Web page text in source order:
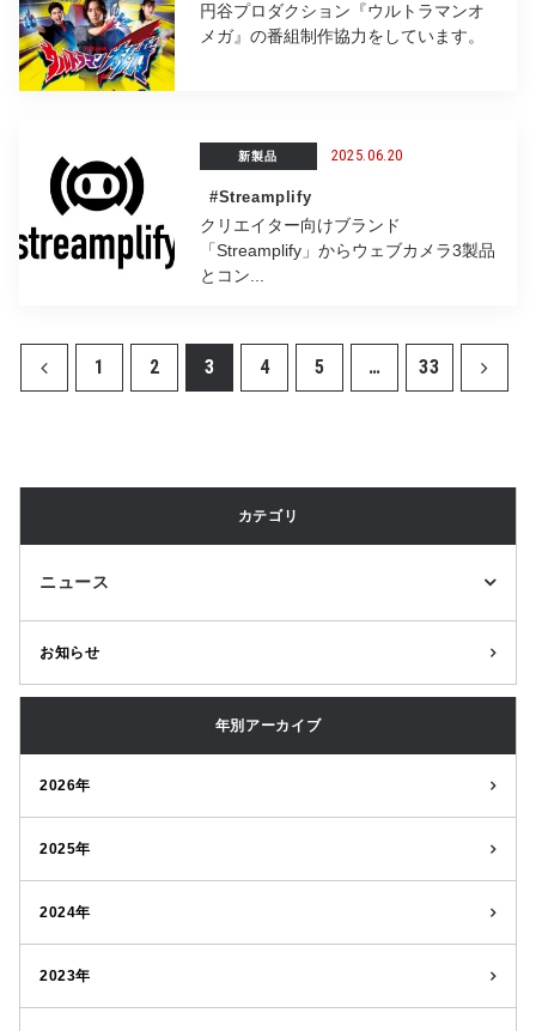
円谷プロダクション『ウルトラマンオ
メガ』の番組制作協力をしています。
新製品 2025.06.20
#Streamplify
クリエイター向けブランド
「Streamplify」からウェブカメラ3製品
とコン...
1 2 3 4 5 … 33
カテゴリ
ニュース
お知らせ
年別アーカイブ
2026年
2025年
2024年
2023年